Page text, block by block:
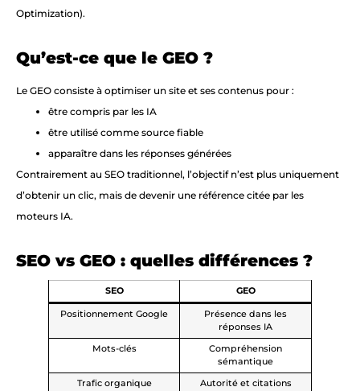
Optimization).
Qu’est-ce que le GEO ?
Le GEO consiste à optimiser un site et ses contenus pour :
être compris par les IA
être utilisé comme source fiable
apparaître dans les réponses générées
Contrairement au SEO traditionnel, l’objectif n’est plus uniquement
d’obtenir un clic, mais de devenir une référence citée par les
moteurs IA.
SEO vs GEO : quelles différences ?
SEO GEO
Positionnement Google
Présence dans les
réponses IA
Mots-clés
Compréhension
sémantique
Trafic organique Autorité et citations